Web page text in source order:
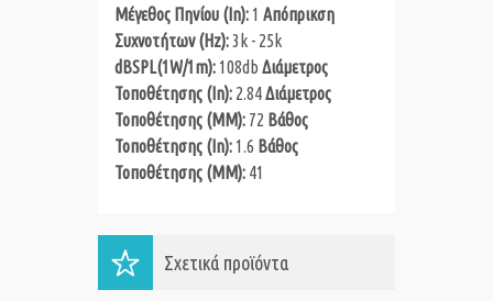
Μέγεθος Πηνίου (In): 1 Απόπρικση
Συχνοτήτων (Hz):3k - 25k
dBSPL(1W/1m): 108db Διάμετρος
Τοποθέτησης (In): 2.84Διάμετρος
Τοποθέτησης (MM): 72 Βάθος
Τοποθέτησης (In): 1.6 Βάθος
Τοποθέτησης (MM): 41
Σχετικά προϊόντα